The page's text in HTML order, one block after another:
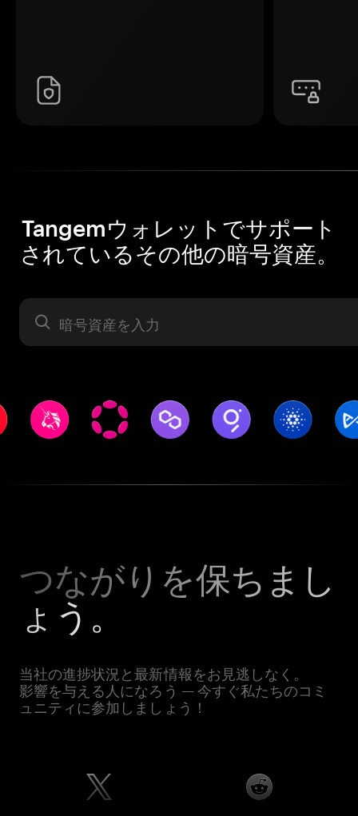
Tangemウォレットでサポート
されているその他の暗号資産。
暗号資産
つながりを保ちまし
ょう。
当社の進捗状況と最新情報をお見逃しなく。
影響を与える人になろう — 今すぐ私たちのコミ
ュニティに参加しましょう！